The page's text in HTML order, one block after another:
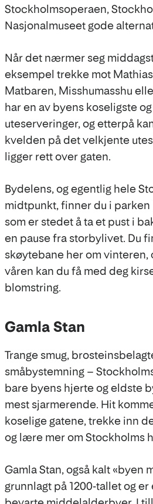
Stockholmsoperaen,
Nasjonalmuseet gode
Når det nærmer seg
eksempel trekke mot
Matbaren, Misshumasshu
har en av byens koseligste
uteserveringer, og etterpå
kvelden på det velkjente
ligger rett over gaten.
Bydelens, og egentlig hele
midtpunkt, finner du i parken
som er stedet å ta et pust i
en pause fra storbylivet. Du
skøytebane her om vinteren,
våren kan du få med deg
blomstring.
Gamla Stan
Trange smug,
småbystemning –
bare byens hjerte og eldste
mest sjarmerende. Hit
koselige gatene, trekke inn
og lære mer om Stockholms
Gamla Stan, også kalt «byen
grunnlagt på 1200-tallet og